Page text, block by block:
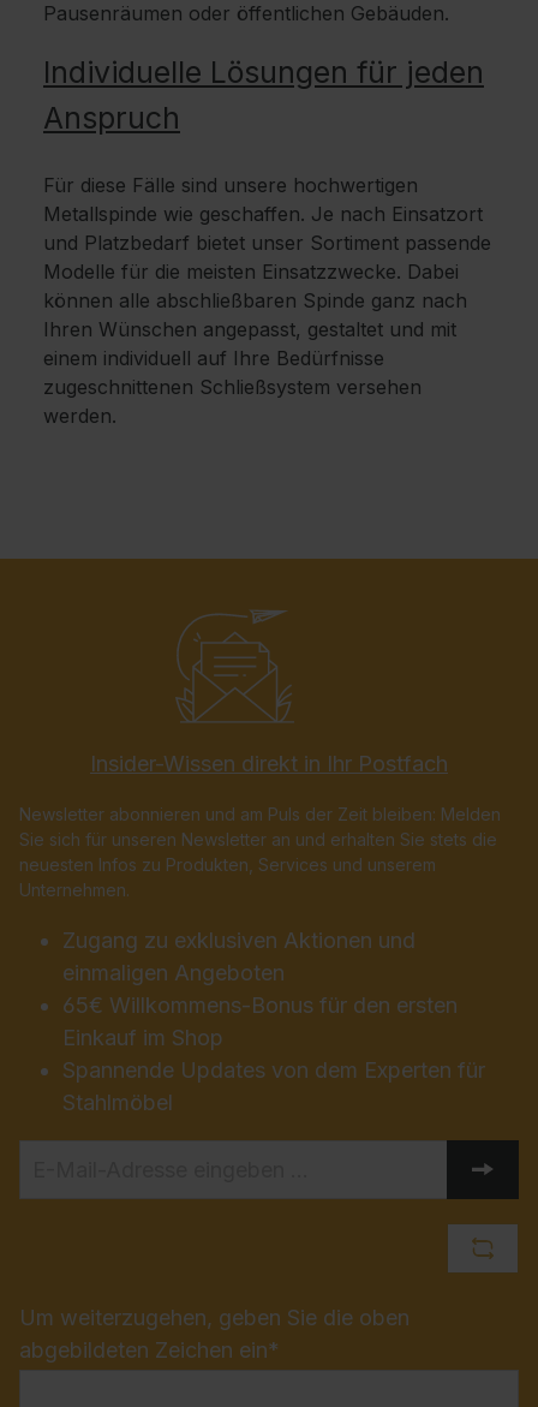
Pausenräumen oder öffentlichen Gebäuden.
Individuelle Lösungen für jeden
Anspruch
Für diese Fälle sind unsere hochwertigen
Metallspinde wie geschaffen. Je nach Einsatzort
und Platzbedarf bietet unser Sortiment passende
Modelle für die meisten Einsatzzwecke. Dabei
können alle abschließbaren Spinde ganz nach
Ihren Wünschen angepasst, gestaltet und mit
einem individuell auf Ihre Bedürfnisse
zugeschnittenen Schließsystem versehen
werden.
Insider-Wissen direkt in Ihr Postfach
Newsletter abonnieren und am Puls der Zeit bleiben: Melden
Sie sich für unseren Newsletter an und erhalten Sie stets die
neuesten Infos zu Produkten, Services und unserem
Unternehmen.
Zugang zu exklusiven Aktionen und
einmaligen Angeboten
65€ Willkommens-Bonus für den ersten
Einkauf im Shop
Spannende Updates von dem Experten für
Stahlmöbel
Um weiterzugehen, geben Sie die oben
abgebildeten Zeichen ein*